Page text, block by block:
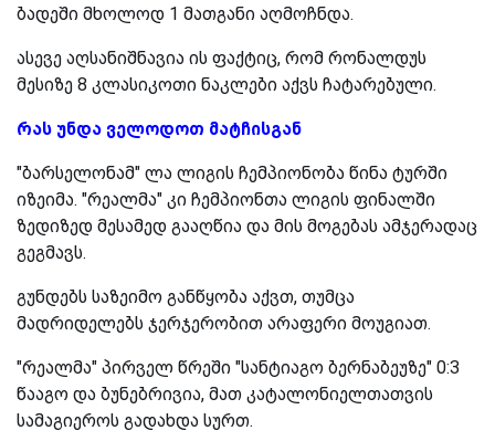
ბადეში მხოლოდ 1 მათგანი აღმოჩნდა.
ასევე აღსანიშნავია ის ფაქტიც, რომ რონალდუს
მესიზე 8 კლასიკოთი ნაკლები აქვს ჩატარებული.
რას უნდა ველოდოთ მატჩისგან
"ბარსელონამ" ლა ლიგის ჩემპიონობა წინა ტურში
იზეიმა. "რეალმა" კი ჩემპიონთა ლიგის ფინალში
ზედიზედ მესამედ გააღწია და მის მოგებას ამჯერადაც
გეგმავს.
გუნდებს საზეიმო განწყობა აქვთ, თუმცა
მადრიდელებს ჯერჯერობით არაფერი მოუგიათ.
"რეალმა" პირველ წრეში "სანტიაგო ბერნაბეუზე" 0:3
წააგო და ბუნებრივია, მათ კატალონიელთათვის
სამაგიეროს გადახდა სურთ.